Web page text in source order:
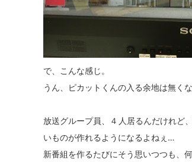
で、こんな感じ。
うん、ピカットくんの入る余地は無くな
放送グループ員、４人居るんだけれど
いものが作れるようになるよねぇ…
新番組を作るたびにそう思いつつも、